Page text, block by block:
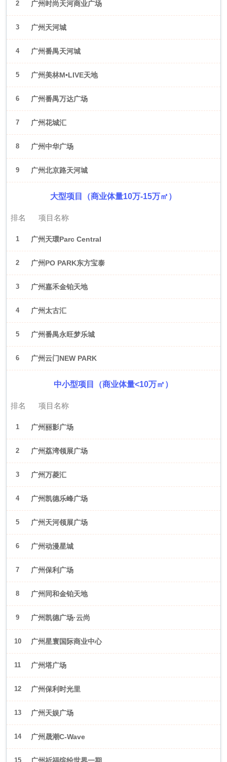
2 广州时尚天河商业广场
3 广州天河城
4 广州番禺天河城
5 广州美林M•LIVE天地
6 广州番禺万达广场
7 广州花城汇
8 广州中华广场
9 广州北京路天河城
大型项目（商业体量10万-15万㎡）
排名 项目名称
1 广州天環Parc Central
2 广州PO PARK东方宝泰
3 广州嘉禾金铂天地
4 广州太古汇
5 广州番禺永旺梦乐城
6 广州云门NEW PARK
中小型项目（商业体量<10万㎡）
排名 项目名称
1 广州丽影广场
2 广州荔湾领展广场
3 广州万菱汇
4 广州凯德乐峰广场
5 广州天河领展广场
6 广州动漫星城
7 广州保利广场
8 广州同和金铂天地
9 广州凯德广场·云尚
10 广州星寰国际商业中心
11 广州塔广场
12 广州保利时光里
13 广州天娱广场
14 广州晟潮C-Wave
15